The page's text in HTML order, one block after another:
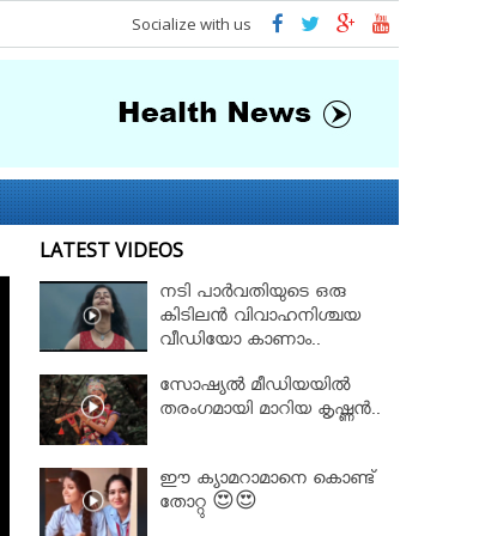
Socialize with us
LATEST VIDEOS
നടി പാർവതിയുടെ ഒരു
കിടിലൻ വിവാഹനിശ്ചയ
വീഡിയോ കാണാം..
സോഷ്യൽ മീഡിയയിൽ
തരംഗമായി മാറിയ കൃഷ്ണൻ..
ഈ ക്യാമറാമാനെ കൊണ്ട്
തോറ്റു 😍😍